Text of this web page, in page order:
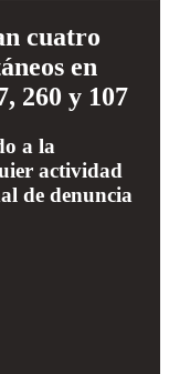
cuatro
en
260 y 107
a la
actividad
de denuncia